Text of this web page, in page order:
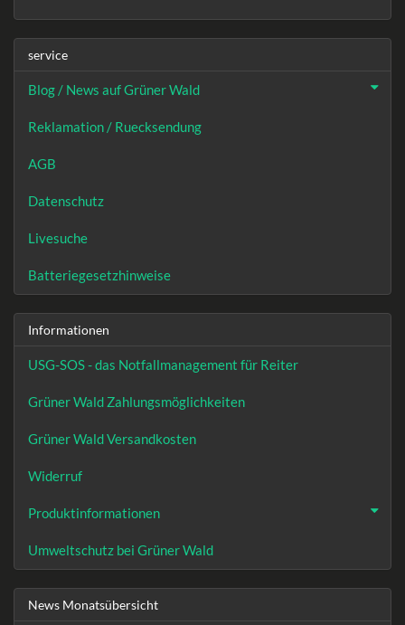
service
Blog / News auf Grüner Wald
Reklamation / Ruecksendung
AGB
Datenschutz
Livesuche
Batteriegesetzhinweise
Informationen
USG-SOS - das Notfallmanagement für Reiter
Grüner Wald Zahlungsmöglichkeiten
Grüner Wald Versandkosten
Widerruf
Produktinformationen
Umweltschutz bei Grüner Wald
News Monatsübersicht